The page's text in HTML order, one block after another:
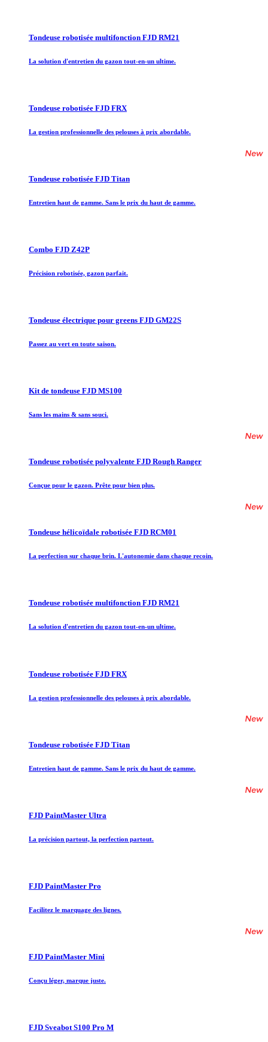
Tondeuse robotisée multifonction FJD RM21
La solution d'entretien du gazon tout-en-un ultime.
Tondeuse robotisée FJD FRX
La gestion professionnelle des pelouses à prix abordable.
Tondeuse robotisée FJD Titan
Entretien haut de gamme. Sans le prix du haut de gamme.
Combo FJD Z42P
Précision robotisée, gazon parfait.
Tondeuse électrique pour greens FJD GM22S
Passez au vert en toute saison.
Kit de tondeuse FJD MS100
Sans les mains & sans souci.
Tondeuse robotisée polyvalente FJD Rough Ranger
Conçue pour le gazon. Prête pour bien plus.
Tondeuse hélicoïdale robotisée FJD RCM01
La perfection sur chaque brin. L'autonomie dans chaque recoin.
Tondeuse robotisée multifonction FJD RM21
La solution d'entretien du gazon tout-en-un ultime.
Tondeuse robotisée FJD FRX
La gestion professionnelle des pelouses à prix abordable.
Tondeuse robotisée FJD Titan
Entretien haut de gamme. Sans le prix du haut de gamme.
FJD PaintMaster Ultra
La précision partout, la perfection partout.
FJD PaintMaster Pro
Facilitez le marquage des lignes.
FJD PaintMaster Mini
Conçu léger, marque juste.
FJD Sveabot S100 Pro M